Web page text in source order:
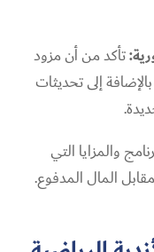
تأكد من أن مزود
إلى تحديثات
والمزايا التي
المال المدفوع.